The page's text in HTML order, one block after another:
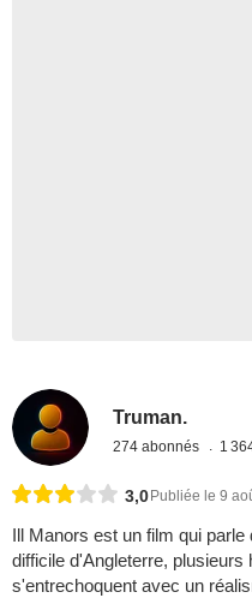
Truman.
274 abonnés 1
3,0 Publiée le 9
Ill Manors est un film qui
difficile d'Angleterre,
s'entrechoquent avec un